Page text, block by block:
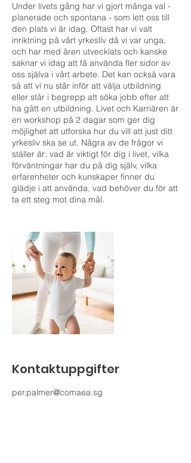
Under livets gång har vi gjort många val -
planerade och spontana - som lett oss till
den plats vi är idag. Oftast har vi valt
inriktning på vårt yrkesliv då vi var unga,
och har med åren utvecklats och kanske
saknar vi idag att få använda fler sidor av
oss själva i vårt arbete. Det kan också vara
så att vi nu står inför att välja utbildning
eller står i begrepp att söka jobb efter att
ha gått en utbildning. Livet och Karriären är
en workshop på 2 dagar som ger dig
möjlighet att utforska hur du vill att just ditt
yrkesliv ska se ut. Några av de frågor vi
ställer är: vad är viktigt för dig i livet, vilka
förväntningar har du på dig själv, vilka
erfarenheter och kunskaper finner du
glädje i att använda, vad behöver du för att
ta ett steg mot dina mål.
Kontaktuppgifter
per.palmer@comaea.sg